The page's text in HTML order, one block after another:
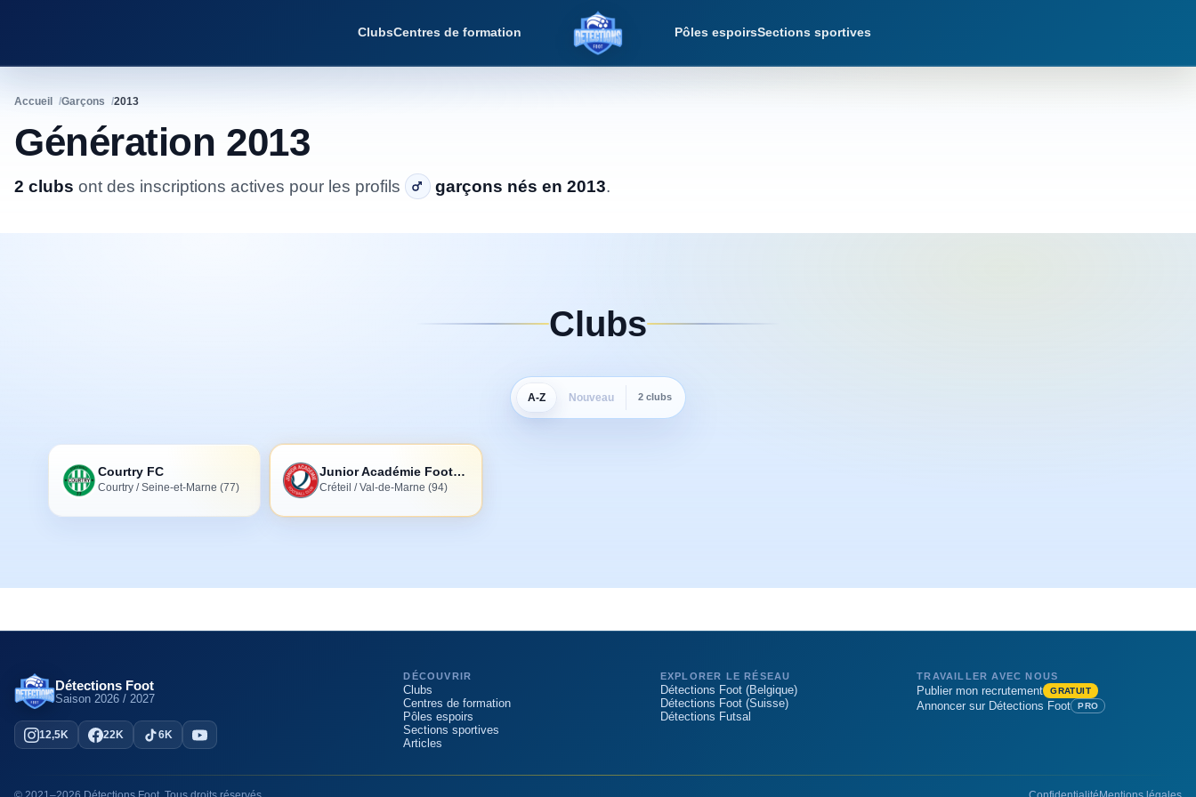
ClubsCentres de formation
Détections Foot
Pôles espoirsSections sportives
Accueil Garçons 2013
Génération 2013
2 clubs ont des inscriptions actives pour les profils garçons nés en 2013.
Clubs
A-Z Nouveau 2 clubs
Courtry FC
Courtry / Seine-et-Marne (77)
Junior Académie Football Club
Créteil / Val-de-Marne (94)
Détections Foot
Saison 2026 / 2027
12,5K 22K 6K
DÉCOUVRIR
Clubs
Centres de formation
Pôles espoirs
Sections sportives
Articles
EXPLORER LE RÉSEAU
Détections Foot (Belgique)
Détections Foot (Suisse)
Détections Futsal
TRAVAILLER AVEC NOUS
Publier mon recrutement GRATUIT
Annoncer sur Détections Foot PRO